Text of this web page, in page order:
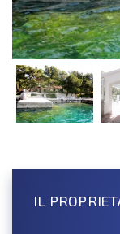
IL